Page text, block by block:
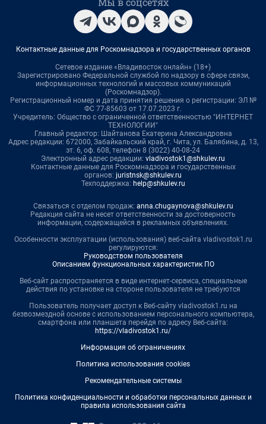
Контактные данные для Роскомнадзора и государственных органов
Сетевое издание «Владивосток онлайн» (18+)
Зарегистрировано Федеральной службой по надзору в сфере связи,
информационных технологий и массовых коммуникаций
(Роскомнадзор).
Регистрационный номер и дата принятия решения о регистрации: ЭЛ №
ФС 77-85603 от 17.07.2023 г.
Учредитель: Общество с ограниченной ответственностью "ИНТЕРНЕТ
ТЕХНОЛОГИИ"
Главный редактор: Шайтанова Екатерина Александровна
Адрес редакции: 672000, Забайкальский край, г. Чита, ул. Балябина, д. 13,
эт. 6, оф. 608, телефон 8 (3022) 40-08-24
Электронный адрес редакции: vladivostok1@shkulev.ru
Контактные данные для Роскомнадзора и государственных
органов: juristnsk@shkulev.ru
Техподдержка: help@shkulev.ru
Связаться с отделом продаж: anna.chugaynova@shkulev.ru
Редакция сайта не несет ответственности за достоверность
информации, содержащейся в рекламных объявлениях.
Особенности эксплуатации (использования) веб-сайта vladivostok1.ru
регулируются:
Руководством пользователя
Описанием функциональных характеристик ПО
Веб-сайт распространяется в виде интернет-сервиса, специальные
действия по установке на стороне пользователя не требуются
Пользователь получает доступ к Веб-сайту vladivostok1.ru на
безвозмездной основе с использованием персонального компьютера,
смартфона или планшета перейдя по адресу Веб-сайта:
https://vladivostok1.ru/
Информация об ограничениях
Политика использования cookies
Рекомендательные системы
Политика конфиденциальности и обработки персональных данных и
правила использования сайта